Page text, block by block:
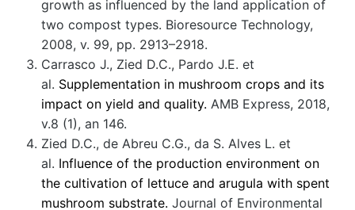
growth as influenced by the land application of
two compost types. Bioresource Technology,
2008, v. 99, pp. 2913–2918.
Carrasco J., Zied D.C., Pardo J.E. et
al. Supplementation in mushroom crops and its
impact on yield and quality. AMB Express, 2018,
v.8 (1), an 146.
Zied D.C., de Abreu C.G., da S. Alves L. et
al. Influence of the production environment on
the cultivation of lettuce and arugula with spent
mushroom substrate. Journal of Environmental